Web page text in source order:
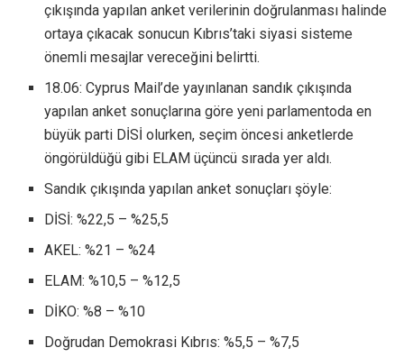
çıkışında yapılan anket verilerinin doğrulanması halinde
ortaya çıkacak sonucun Kıbrıs’taki siyasi sisteme
önemli mesajlar vereceğini belirtti.
18.06: Cyprus Mail’de yayınlanan sandık çıkışında
yapılan anket sonuçlarına göre yeni parlamentoda en
büyük parti DİSİ olurken, seçim öncesi anketlerde
öngörüldüğü gibi ELAM üçüncü sırada yer aldı.
Sandık çıkışında yapılan anket sonuçları şöyle:
DİSİ: %22,5 – %25,5
AKEL: %21 – %24
ELAM: %10,5 – %12,5
DİKO: %8 – %10
Doğrudan Demokrasi Kıbrıs: %5,5 – %7,5